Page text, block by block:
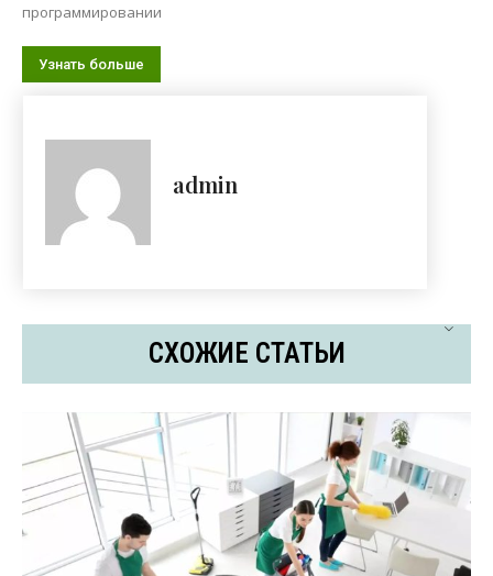
программировании
Узнать больше
admin
СХОЖИЕ СТАТЬИ